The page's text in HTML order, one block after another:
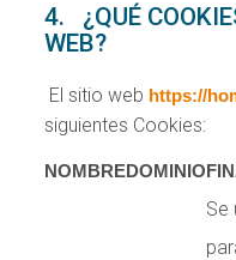
4. ¿QUÉ
WEB?
El sitio web https://
siguientes Cookies:
NOMBREDOMINIO
Se